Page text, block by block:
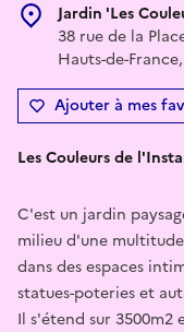
Jardin 'Les
38 rue de la
Hauts-de-
Ajouter à mes
Les Couleurs de
C'est un jardin
milieu d'une
dans des espaces
statues-poteries et
Il s'étend sur 3500m2